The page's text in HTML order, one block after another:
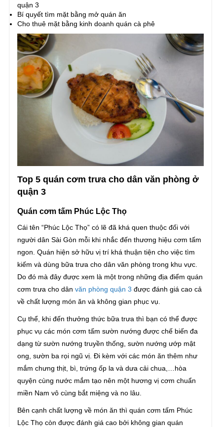
quận 3
Bí quyết tìm mặt bằng mở quán ăn
Cho thuê mặt bằng kinh doanh quán cà phê
Top 5 quán cơm trưa cho dân văn phòng ở
quận 3
Quán cơm tấm Phúc Lộc Thọ
Cái tên “Phúc Lộc Thọ” có lẽ đã khá quen thuộc đối với
người dân Sài Gòn mỗi khi nhắc đến thương hiệu cơm tấm
ngon. Quán hiện sở hữu vị trí khá thuận tiện cho việc tìm
kiếm và dùng bữa trưa cho dân văn phòng trong khu vực.
Do đó mà đây được xem là một trong những địa điểm quán
cơm trưa cho dân văn phòng quận 3 được đánh giá cao cả
về chất lượng món ăn và không gian phục vụ.
Cụ thể, khi đến thưởng thức bữa trưa thì bạn có thể được
phục vụ các món cơm tấm sườn nướng được chế biến đa
dạng từ sườn nướng truyền thống, sườn nướng ướp mật
ong, sườn ba rọi ngũ vị. Đi kèm với các món ăn thêm như
mắm chưng thịt, bì, trứng ốp la và dưa cải chua,…hòa
quyện cùng nước mắm tạo nên một hương vị cơm chuẩn
miền Nam vô cùng bắt miệng và no lâu.
Bên cạnh chất lượng về món ăn thì quán cơm tấm Phúc
Lộc Thọ còn được đánh giá cao bởi không gian quán